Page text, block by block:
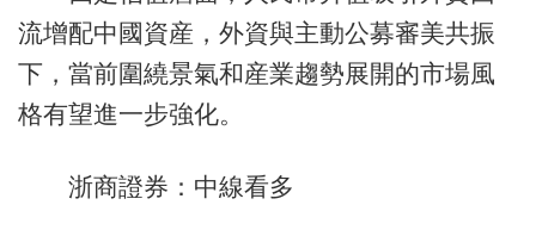
流增配中國資産，外資與主動公募審美共振
下，當前圍繞景氣和産業趨勢展開的市場風
格有望進一步強化。
浙商證券：中線看多